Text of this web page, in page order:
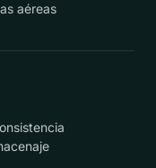
aéreas